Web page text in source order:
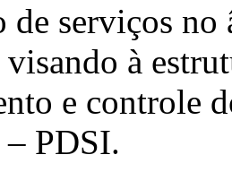
de serviços
à
e controle
PDSI.